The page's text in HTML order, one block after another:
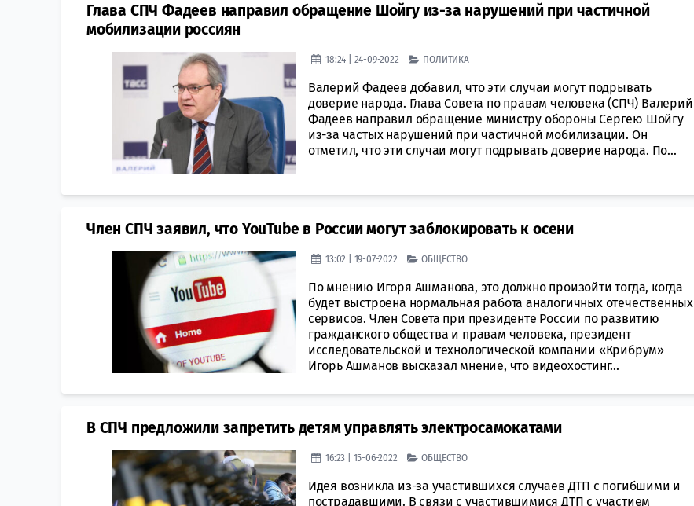
Глава СПЧ Фадеев направил обращение Шойгу из-за нарушений при частичной
мобилизации россиян
18:24 | 24-09-2022 ПОЛИТИКА
Валерий Фадеев добавил, что эти случаи могут подрывать
доверие народа. Глава Совета по правам человека (СПЧ) Валерий
Фадеев направил обращение министру обороны Сергею Шойгу
из-за частых нарушений при частичной мобилизации. Он
отметил, что эти случаи могут подрывать доверие народа. По...
Член СПЧ заявил, что YouTube в России могут заблокировать к осени
13:02 | 19-07-2022 ОБЩЕСТВО
По мнению Игоря Ашманова, это должно произойти тогда, когда
будет выстроена нормальная работа аналогичных отечественных
сервисов. Член Совета при президенте России по развитию
гражданского общества и правам человека, президент
исследовательской и технологической компании «Крибрум»
Игорь Ашманов высказал мнение, что видеохостинг...
В СПЧ предложили запретить детям управлять электросамокатами
16:23 | 15-06-2022 ОБЩЕСТВО
Идея возникла из-за участившихся случаев ДТП с погибшими и
пострадавшими. В связи с участившимися ДТП с участием